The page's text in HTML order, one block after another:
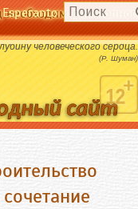
необходим для
Esperanto
художника - бросать свет в
человеческого сердца.
(Р. Шуман)